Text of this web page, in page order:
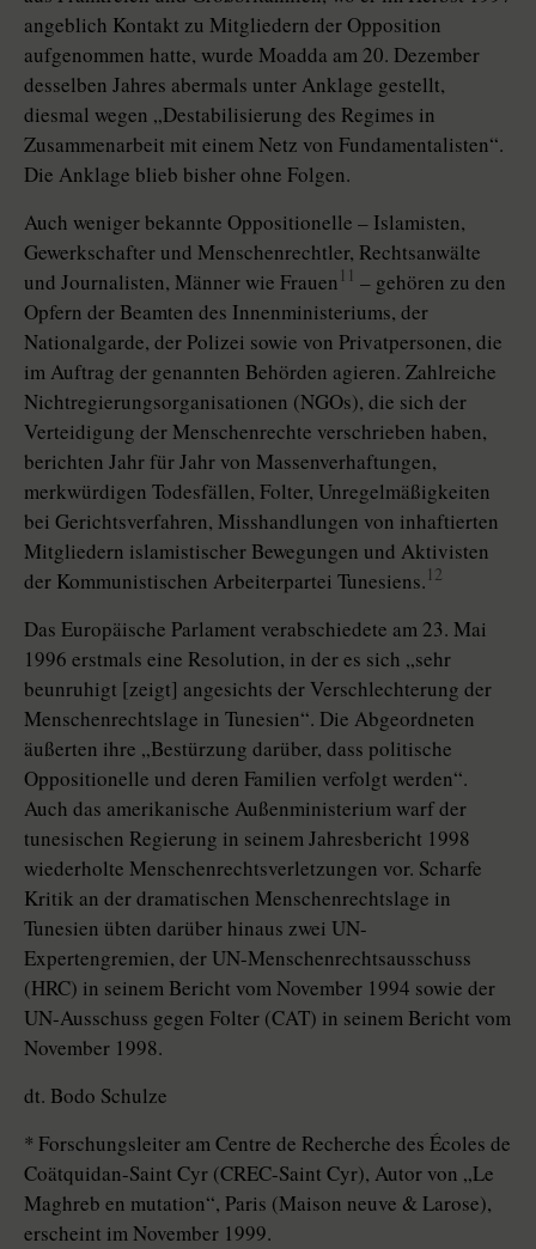
angeblich Kontakt zu Mitgliedern der Opposition
aufgenommen hatte, wurde Moadda am 20. Dezember
desselben Jahres abermals unter Anklage gestellt,
diesmal wegen „Destabilisierung des Regimes in
Zusammenarbeit mit einem Netz von Fundamentalisten“.
Die Anklage blieb bisher ohne Folgen.
Auch weniger bekannte Oppositionelle – Islamisten,
Gewerkschafter und Menschenrechtler, Rechtsanwälte
und Journalisten, Männer wie Frauen 11 – gehören zu den
Opfern der Beamten des Innenministeriums, der
Nationalgarde, der Polizei sowie von Privatpersonen, die
im Auftrag der genannten Behörden agieren. Zahlreiche
Nichtregierungsorganisationen (NGOs), die sich der
Verteidigung der Menschenrechte verschrieben haben,
berichten Jahr für Jahr von Massenverhaftungen,
merkwürdigen Todesfällen, Folter, Unregelmäßigkeiten
bei Gerichtsverfahren, Misshandlungen von inhaftierten
Mitgliedern islamistischer Bewegungen und Aktivisten
der Kommunistischen Arbeiterpartei Tunesiens. 12
Das Europäische Parlament verabschiedete am 23. Mai
1996 erstmals eine Resolution, in der es sich „sehr
beunruhigt [zeigt] angesichts der Verschlechterung der
Menschenrechtslage in Tunesien“. Die Abgeordneten
äußerten ihre „Bestürzung darüber, dass politische
Oppositionelle und deren Familien verfolgt werden“.
Auch das amerikanische Außenministerium warf der
tunesischen Regierung in seinem Jahresbericht 1998
wiederholte Menschenrechtsverletzungen vor. Scharfe
Kritik an der dramatischen Menschenrechtslage in
Tunesien übten darüber hinaus zwei UN-
Expertengremien, der UN-Menschenrechtsausschuss
(HRC) in seinem Bericht vom November 1994 sowie der
UN-Ausschuss gegen Folter (CAT) in seinem Bericht vom
November 1998.
dt. Bodo Schulze
* Forschungsleiter am Centre de Recherche des Écoles de
Coätquidan-Saint Cyr (CREC-Saint Cyr), Autor von „Le
Maghreb en mutation“, Paris (Maison neuve & Larose),
erscheint im November 1999.